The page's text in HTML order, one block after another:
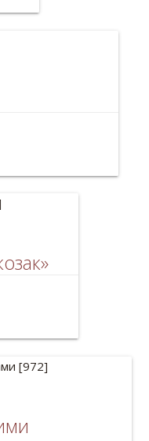
ручної роботи.
краном.